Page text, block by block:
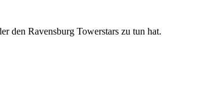
den Ravensburg Towerstars zu tun hat.